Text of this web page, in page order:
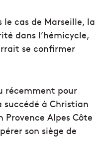
cas de Marseille, la
dans l’hémicycle,
se confirmer
récemment pour
succédé à Christian
Alpes Côte
son siège de